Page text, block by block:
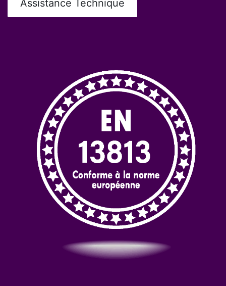
Assistance Technique